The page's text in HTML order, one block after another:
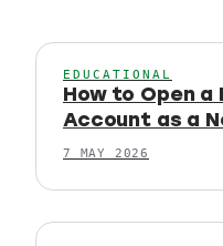
EDUCATIONAL
How to Open a
Account as a
7 MAY 2026